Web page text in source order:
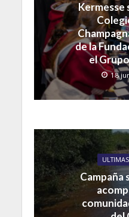
Kermesse
de la
el
18
Campaña